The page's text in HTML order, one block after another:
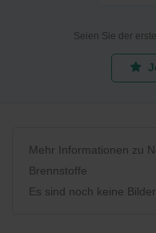
Seien Sie der
Mehr Informationen zu
Brennstoffe
Es sind noch keine